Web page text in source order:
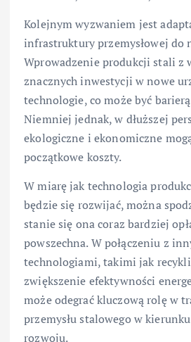
Kolejnym wyzwaniem jest
infrastruktury przemysłowej do
Wprowadzenie produkcji stali z
znacznych inwestycji w nowe
technologie, co może być
Niemniej jednak, w dłuższej
ekologiczne i ekonomiczne
początkowe koszty.
W miarę jak technologia
będzie się rozwijać, można
stanie się ona coraz bardziej
powszechna. W połączeniu z
technologiami, takimi jak
zwiększenie efektywności
może odegrać kluczową rolę w
przemysłu stalowego w
rozwoju.